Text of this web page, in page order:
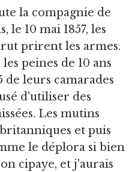
la compagnie de
le 10 mai 1857, les
prirent les armes.
peines de 10 ans
de leurs camarades
d'utiliser des
Les mutins
et puis
le déplora si bien
cipaye, et j'aurais